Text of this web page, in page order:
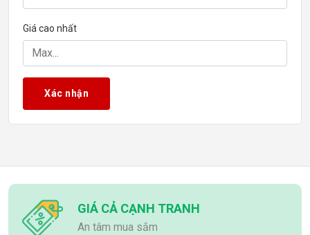
10GB
12GB
16GB
64-bit
128-bit
Giá cao nhất
Xác nhận
GIÁ CẢ CẠNH TRANH
An tâm mua sắm